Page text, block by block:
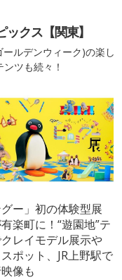
クス【関東】
ルデンウィーク)の楽し
ツも続々！
グー」初の体験型展
楽町に！“遊園地”テ
レイモデル展示や
ポット、JR上野駅で
像も